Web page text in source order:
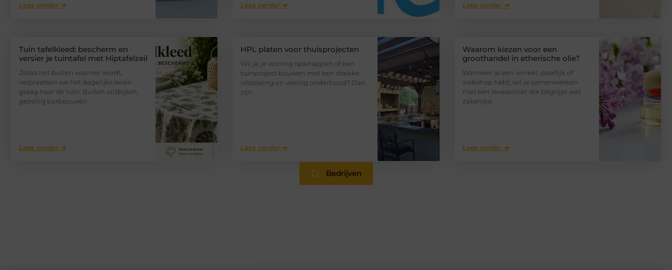
Lees verder ➜ Lees verder ➜ Lees verder ➜
Tuin tafelkleed: bescherm en
versier je tuintafel met Hiptafelzeil
Zodra het buiten warmer wordt,
verplaatsen we het dagelijks leven
graag naar de tuin. Buiten ontbijten,
gezellig barbecueën
Lees verder ➜
HPL platen voor thuisprojecten
Wil je je woning opknappen of een
tuinproject bouwen met een strakke
uitstraling en weinig onderhoud? Dan
zijn
Lees verder ➜
Waarom kiezen voor een
groothandel in etherische olie?
Wanneer je een winkel, praktijk of
webshop hebt, wil je samenwerken
met een leverancier die begrijpt wat
zakelijke
Lees verder ➜
Bedrijven